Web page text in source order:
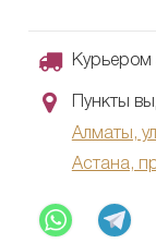
Курьером
Пункты
Алматы,
Астана,